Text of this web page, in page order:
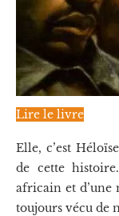
Lire le livre
Elle, c’est
de cette
africain et d’une
toujours vécu de